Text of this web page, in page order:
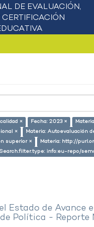
× Fecha: 2023 ×
×
Materia: Autoevaluación
superior ×
Materia: http://
info:eu-repo/
Estado de Avance
Política - Reporte